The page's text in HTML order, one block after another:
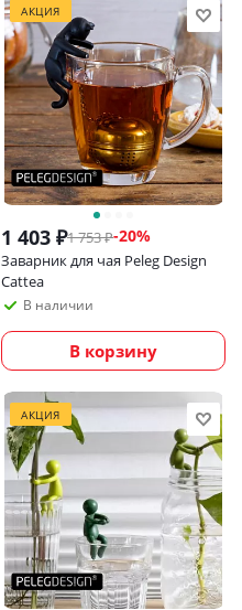
АКЦИЯ
1 403 ₽1 753₽-20%
Заварник для чая Peleg Design
Cattea
В наличии
В корзину
АКЦИЯ